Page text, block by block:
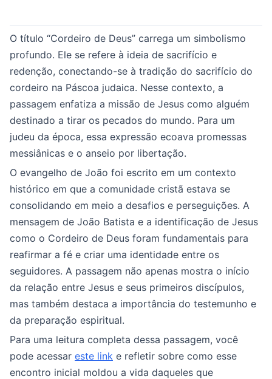
O título “Cordeiro de Deus” carrega um simbolismo
profundo. Ele se refere à ideia de sacrifício e
redenção, conectando-se à tradição do sacrifício do
cordeiro na Páscoa judaica. Nesse contexto, a
passagem enfatiza a missão de Jesus como alguém
destinado a tirar os pecados do mundo. Para um
judeu da época, essa expressão ecoava promessas
messiânicas e o anseio por libertação.
O evangelho de João foi escrito em um contexto
histórico em que a comunidade cristã estava se
consolidando em meio a desafios e perseguições. A
mensagem de João Batista e a identificação de Jesus
como o Cordeiro de Deus foram fundamentais para
reafirmar a fé e criar uma identidade entre os
seguidores. A passagem não apenas mostra o início
da relação entre Jesus e seus primeiros discípulos,
mas também destaca a importância do testemunho e
da preparação espiritual.
Para uma leitura completa dessa passagem, você
pode acessar este link e refletir sobre como esse
encontro inicial moldou a vida daqueles que